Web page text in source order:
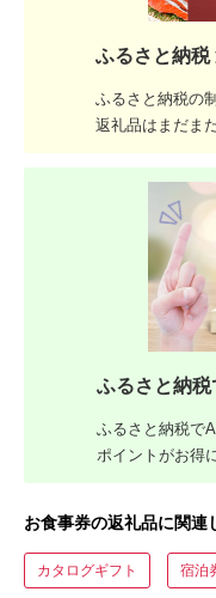
ふるさと納税
ふるさと納税の
返礼品はまだま
ふるさと納税
ふるさと納税で
ポイントがお得
お食事券の返礼品に関連
カタログギフト 宿泊